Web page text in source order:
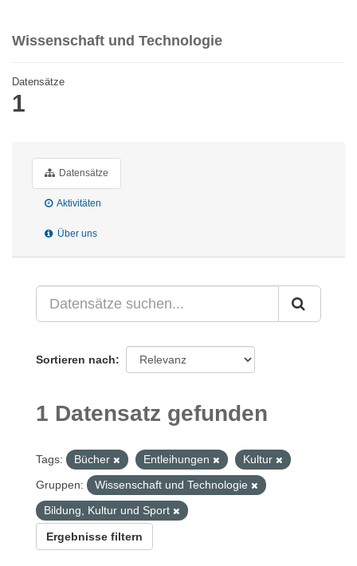
Wissenschaft und Technologie
Datensätze
1
Datensätze
Aktivitäten
Über uns
Sortieren nach
1 Datensatz gefunden
Tags: Bücher Entleihungen
Kultur
Gruppen:
Wissenschaft und Technologie
Bildung, Kultur und Sport
Ergebnisse filtern